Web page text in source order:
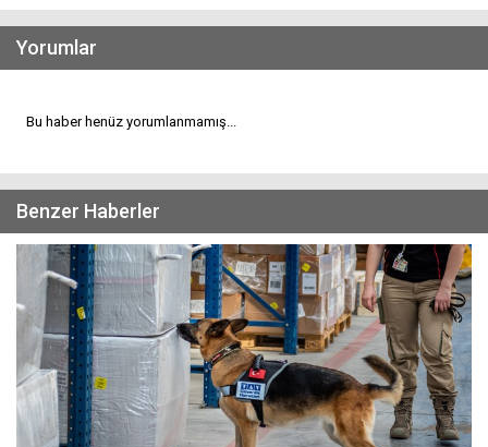
Yorumlar
Bu haber henüz yorumlanmamış...
Benzer Haberler